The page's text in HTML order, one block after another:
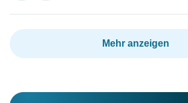
Mehr anzeigen